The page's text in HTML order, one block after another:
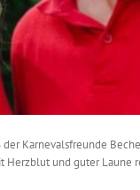
Karnevalsfreunde
und guter